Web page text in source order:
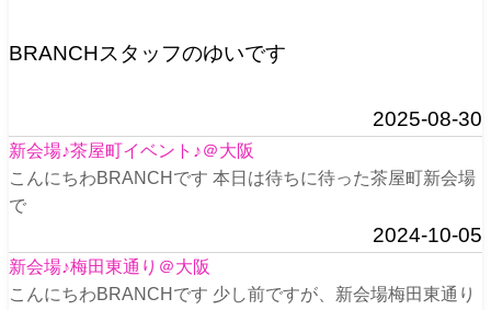
BRANCHスタッフのゆいです
2025-08-30
新会場♪茶屋町イベント♪＠大阪
こんにちわBRANCHです 本日は待ちに待った茶屋町新会場
で
2024-10-05
新会場♪梅田東通り＠大阪
こんにちわBRANCHです 少し前ですが、新会場梅田東通り